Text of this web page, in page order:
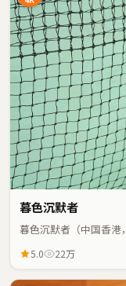
暮色沉默者
暮色沉默者（中国香港
5.0 22万